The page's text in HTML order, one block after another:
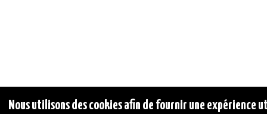
Nous utilisons des cookies afin de fournir une expérience